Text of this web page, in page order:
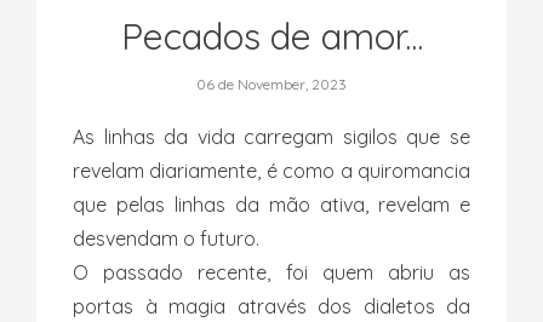
Pecados de amor...
06 de November, 2023
As linhas da vida carregam sigilos que se
revelam diariamente, é como a quiromancia
que pelas linhas da mão ativa, revelam e
desvendam o futuro.
O passado recente, foi quem abriu as
portas à magia através dos dialetos da